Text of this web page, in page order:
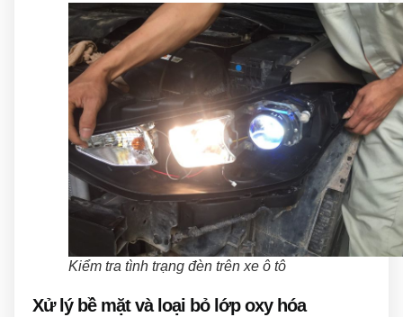
Kiểm tra tình trạng đèn trên xe ô tô
Xử lý bề mặt và loại bỏ lớp oxy hóa